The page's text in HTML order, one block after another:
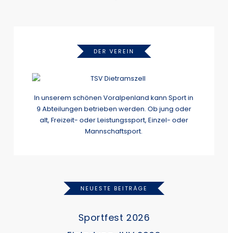
DER VEREIN
In unserem schönen Voralpenland kann Sport in
9 Abteilungen betrieben werden. Ob jung oder
alt, Freizeit- oder Leistungssport, Einzel- oder
Mannschaftsport.
NEUESTE BEITRÄGE
Sportfest 2026